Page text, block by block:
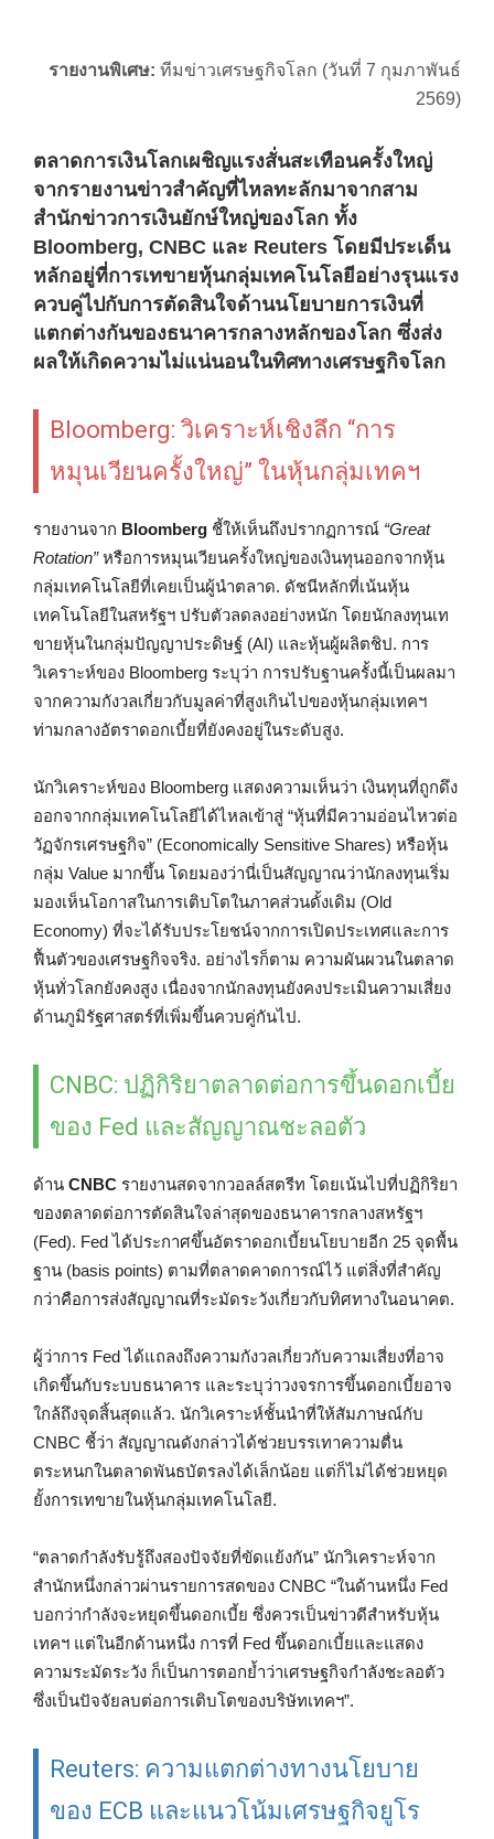
รายงานพิเศษ: ทีมข่าวเศรษฐกิจโลก (วันที่ 7 กุมภาพันธ์
2569)
ตลาดการเงินโลกเผชิญแรงสั่นสะเทือนครั้งใหญ่
จากรายงานข่าวสำคัญที่ไหลทะลักมาจากสาม
สำนักข่าวการเงินยักษ์ใหญ่ของโลก ทั้ง
Bloomberg, CNBC และ Reuters โดยมีประเด็น
หลักอยู่ที่การเทขายหุ้นกลุ่มเทคโนโลยีอย่างรุนแรง
ควบคู่ไปกับการตัดสินใจด้านนโยบายการเงินที่
แตกต่างกันของธนาคารกลางหลักของโลก ซึ่งส่ง
ผลให้เกิดความไม่แน่นอนในทิศทางเศรษฐกิจโลก
Bloomberg: วิเคราะห์เชิงลึก “การ
หมุนเวียนครั้งใหญ่” ในหุ้นกลุ่มเทคฯ
รายงานจาก Bloomberg ชี้ให้เห็นถึงปรากฏการณ์ “Great
Rotation”หรือการหมุนเวียนครั้งใหญ่ของเงินทุนออกจากหุ้น
กลุ่มเทคโนโลยีที่เคยเป็นผู้นำตลาด. ดัชนีหลักที่เน้นหุ้น
เทคโนโลยีในสหรัฐฯ ปรับตัวลดลงอย่างหนัก โดยนักลงทุนเท
ขายหุ้นในกลุ่มปัญญาประดิษฐ์ (AI) และหุ้นผู้ผลิตชิป. การ
วิเคราะห์ของ Bloomberg ระบุว่า การปรับฐานครั้งนี้เป็นผลมา
จากความกังวลเกี่ยวกับมูลค่าที่สูงเกินไปของหุ้นกลุ่มเทคฯ
ท่ามกลางอัตราดอกเบี้ยที่ยังคงอยู่ในระดับสูง.
นักวิเคราะห์ของ Bloomberg แสดงความเห็นว่า เงินทุนที่ถูกดึง
ออกจากกลุ่มเทคโนโลยีได้ไหลเข้าสู่ “หุ้นที่มีความอ่อนไหวต่อ
วัฏจักรเศรษฐกิจ” (Economically Sensitive Shares) หรือหุ้น
กลุ่ม Value มากขึ้น โดยมองว่านี่เป็นสัญญาณว่านักลงทุนเริ่ม
มองเห็นโอกาสในการเติบโตในภาคส่วนดั้งเดิม (Old
Economy) ที่จะได้รับประโยชน์จากการเปิดประเทศและการ
ฟื้นตัวของเศรษฐกิจจริง. อย่างไรก็ตาม ความผันผวนในตลาด
หุ้นทั่วโลกยังคงสูง เนื่องจากนักลงทุนยังคงประเมินความเสี่ยง
ด้านภูมิรัฐศาสตร์ที่เพิ่มขึ้นควบคู่กันไป.
CNBC: ปฏิกิริยาตลาดต่อการขึ้นดอกเบี้ย
ของ Fed และสัญญาณชะลอตัว
ด้าน CNBC รายงานสดจากวอลล์สตรีท โดยเน้นไปที่ปฏิกิริยา
ของตลาดต่อการตัดสินใจล่าสุดของธนาคารกลางสหรัฐฯ
(Fed). Fed ได้ประกาศขึ้นอัตราดอกเบี้ยนโยบายอีก 25 จุดพื้น
ฐาน (basis points) ตามที่ตลาดคาดการณ์ไว้ แต่สิ่งที่สำคัญ
กว่าคือการส่งสัญญาณที่ระมัดระวังเกี่ยวกับทิศทางในอนาคต.
ผู้ว่าการ Fed ได้แถลงถึงความกังวลเกี่ยวกับความเสี่ยงที่อาจ
เกิดขึ้นกับระบบธนาคาร และระบุว่าวงจรการขึ้นดอกเบี้ยอาจ
ใกล้ถึงจุดสิ้นสุดแล้ว. นักวิเคราะห์ชั้นนำที่ให้สัมภาษณ์กับ
CNBC ชี้ว่า สัญญาณดังกล่าวได้ช่วยบรรเทาความตื่น
ตระหนกในตลาดพันธบัตรลงได้เล็กน้อย แต่ก็ไม่ได้ช่วยหยุด
ยั้งการเทขายในหุ้นกลุ่มเทคโนโลยี.
“ตลาดกำลังรับรู้ถึงสองปัจจัยที่ขัดแย้งกัน” นักวิเคราะห์จาก
สำนักหนึ่งกล่าวผ่านรายการสดของ CNBC “ในด้านหนึ่ง Fed
บอกว่ากำลังจะหยุดขึ้นดอกเบี้ย ซึ่งควรเป็นข่าวดีสำหรับหุ้น
เทคฯ แต่ในอีกด้านหนึ่ง การที่ Fed ขึ้นดอกเบี้ยและแสดง
ความระมัดระวัง ก็เป็นการตอกย้ำว่าเศรษฐกิจกำลังชะลอตัว
ซึ่งเป็นปัจจัยลบต่อการเติบโตของบริษัทเทคฯ”.
Reuters: ความแตกต่างทางนโยบาย
ของ ECB และแนวโน้มเศรษฐกิจยูโร